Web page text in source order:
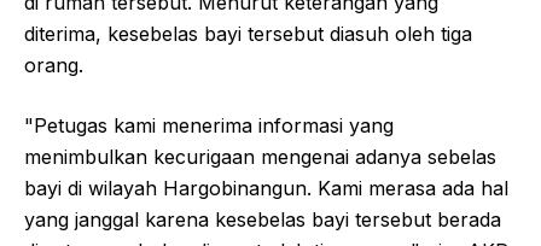
diterima, kesebelas bayi tersebut diasuh oleh tiga
orang.
"Petugas kami menerima informasi yang
menimbulkan kecurigaan mengenai adanya sebelas
bayi di wilayah Hargobinangun. Kami merasa ada hal
yang janggal karena kesebelas bayi tersebut berada